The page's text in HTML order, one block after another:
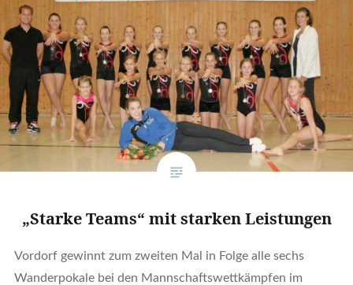
„Starke Teams“ mit starken Leistungen
Vordorf gewinnt zum zweiten Mal in Folge alle sechs
Wanderpokale bei den Mannschaftswettkämpfen im